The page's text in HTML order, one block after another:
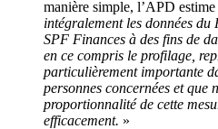
manière simple, l’APD estime
intégralement les données
SPF Finances à des fins de
en ce compris le profilage,
particulièrement importante
personnes concernées et que
proportionnalité de cette
efficacement. »